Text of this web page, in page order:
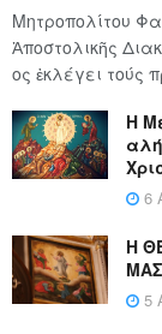
Μητροπολίτου
Ἀποστολικῆς
ος ἐκλέγει τούς
Η
6
Η
ΜΑΣ
5